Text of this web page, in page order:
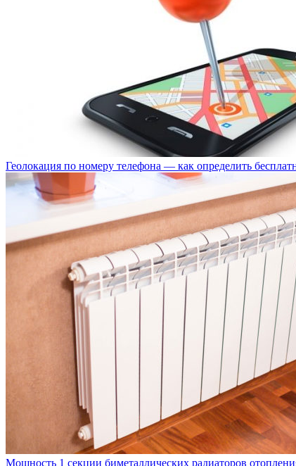
Геолокация по номеру телефона — как определить
Мощность 1 секции биметаллических радиаторов